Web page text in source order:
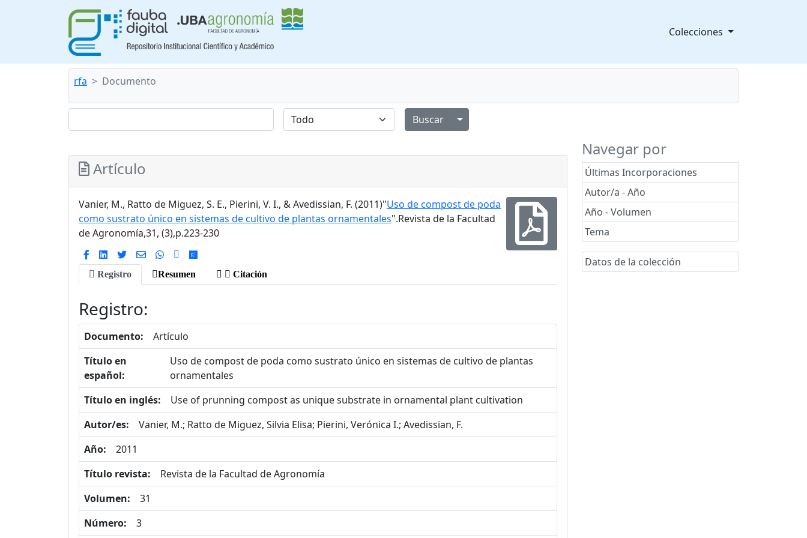
Colecciones
rfa Documento
Alternar menú desplegable
Navegar por
Últimas Incorporaciones
Autor/a - Año
Año - Volumen
Tema
Datos de la colección
Artículo
Vanier, M., Ratto de Miguez, S. E., Pierini, V. I., & Avedissian, F. (2011)"Uso de compost de poda
como sustrato único en sistemas de cultivo de plantas ornamentales".Revista de la Facultad
de Agronomía,31, (3),p.223-230
Registro Resumen Citación
Registro:
Documento:
Artículo
Título en
español:
Uso de compost de poda como sustrato único en sistemas de cultivo de plantas
ornamentales
Título en inglés:
Use of prunning compost as unique substrate in ornamental plant cultivation
Autor/es:
Vanier, M.; Ratto de Miguez, Silvia Elisa; Pierini, Verónica I.; Avedissian, F.
Año:
2011
Título revista:
Revista de la Facultad de Agronomía
Volumen:
31
Número:
3